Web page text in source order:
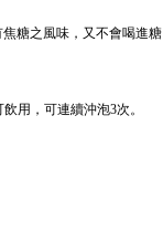
糖之風味，又不會喝進糖
用，可連續沖泡3次。